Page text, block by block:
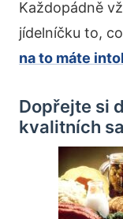
Každopádně
jídelníčku to,
na to máte
Dopřejte si
kvalitních